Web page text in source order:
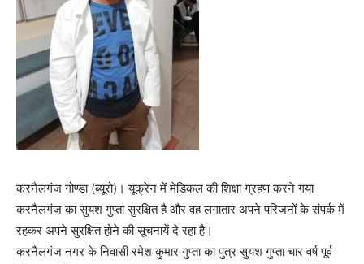
करनैलगंज गोण्डा (ब्यूरो)। यूक्रेन में मेडिकल की शिक्षा ग्रहण करने गया
करनैलगंज का सुयश गुप्ता सुरक्षित है और वह लगातार अपने परिजनों के संपर्क में
रहकर अपने सुरक्षित होने की सूचनायें दे रहा है।
करनैलगंज नगर के निवासी रमेश कुमार गुप्ता का पुत्र सुयश गुप्ता चार वर्ष पूर्व